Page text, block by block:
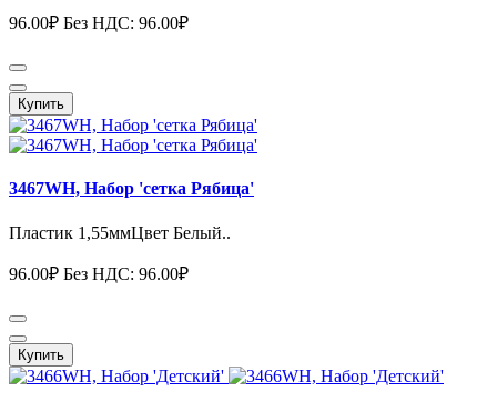
96.00₽ Без НДС: 96.00₽
Купить
3467WH, Набор 'сетка Рябица'
Пластик 1,55ммЦвет Белый..
96.00₽ Без НДС: 96.00₽
Купить